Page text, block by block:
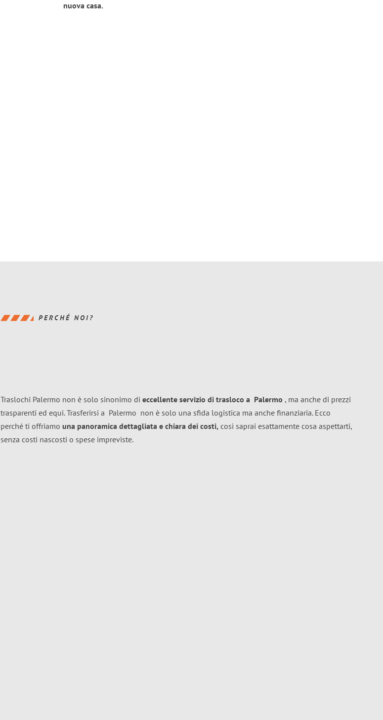
nuova casa.
PERCHÉ NOI?
Traslochi Palermo non è solo sinonimo di eccellente servizio di trasloco a Palermo , ma anche di prezzi
trasparenti ed equi. Trasferirsi a Palermo non è solo una sfida logistica ma anche finanziaria. Ecco
perché ti offriamo una panoramica dettagliata e chiara dei costi, così saprai esattamente cosa aspettarti,
senza costi nascosti o spese impreviste.